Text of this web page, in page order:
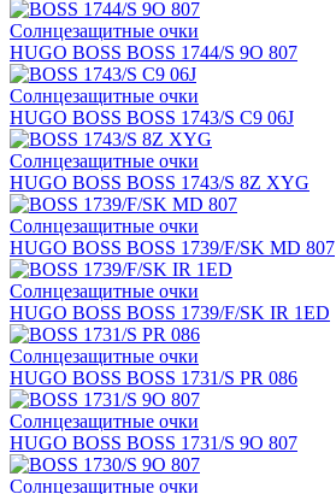
Солнцезащитные очки
HUGO BOSS BOSS 1744/S 9O 807
Солнцезащитные очки
HUGO BOSS BOSS 1743/S C9 06J
Солнцезащитные очки
HUGO BOSS BOSS 1743/S 8Z XYG
Солнцезащитные очки
HUGO BOSS BOSS 1739/F/SK MD 807
Солнцезащитные очки
HUGO BOSS BOSS 1739/F/SK IR 1ED
Солнцезащитные очки
HUGO BOSS BOSS 1731/S PR 086
Солнцезащитные очки
HUGO BOSS BOSS 1731/S 9O 807
Солнцезащитные очки